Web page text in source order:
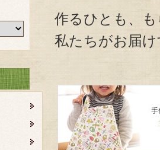
作るひとも、
私たちがお届